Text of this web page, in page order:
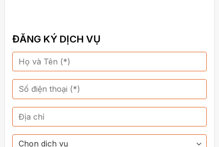
ĐĂNG KÝ DỊCH VỤ